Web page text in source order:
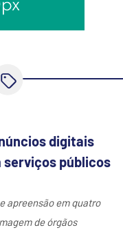
digitais
públicos
apreensão em quatro
de órgãos